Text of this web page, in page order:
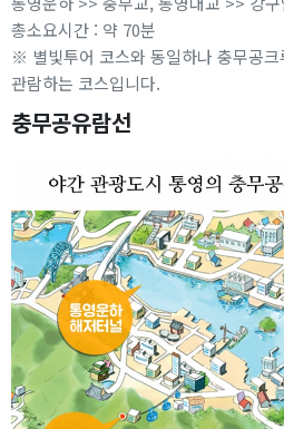
총소요시간 : 약 70분
※ 별빛투어 코스와 동일하나 충무공
관람하는 코스입니다.
충무공유람선